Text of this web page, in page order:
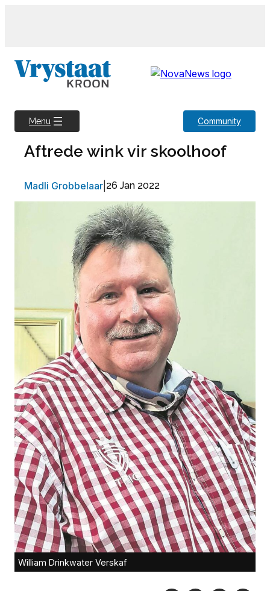
Menu Community
Aftrede wink vir skoolhoof
Madli Grobbelaar 26 Jan 2022
William Drinkwater Verskaf